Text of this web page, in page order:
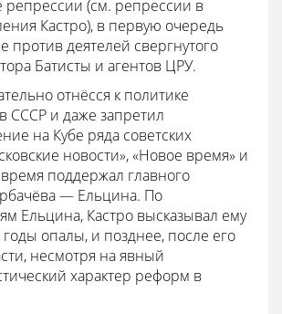
репрессии (см. репрессии в
Кастро), в первую очередь
против деятелей свергнутого
Батисты и агентов ЦРУ.
отнёсся к политике
СССР и даже запретил
на Кубе ряда советских
новости», «Новое время» и
поддержал главного
— Ельцина. По
Ельцина, Кастро высказывал ему
опалы, и позднее, после его
несмотря на явный
характер реформ в